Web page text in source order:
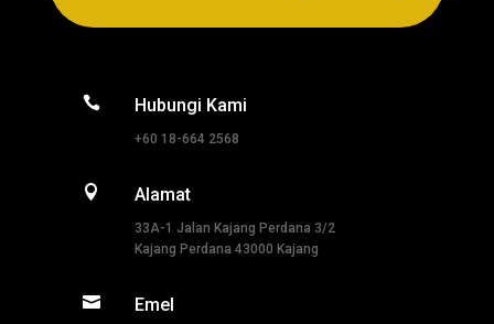
 Hubungi Kami
+60 18-664 2568
 Alamat
33A-1 Jalan Kajang Perdana 3/2
Kajang Perdana 43000 Kajang
 Emel